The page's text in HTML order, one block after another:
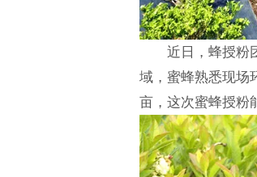
近日，蜂授粉
域，蜜蜂熟悉现场
亩，这次蜜蜂授粉